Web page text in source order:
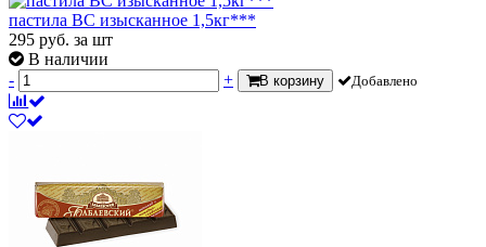
пастила ВС изысканное 1,5кг***
295 руб. за шт
В наличии
-
+ В корзину Добавлено